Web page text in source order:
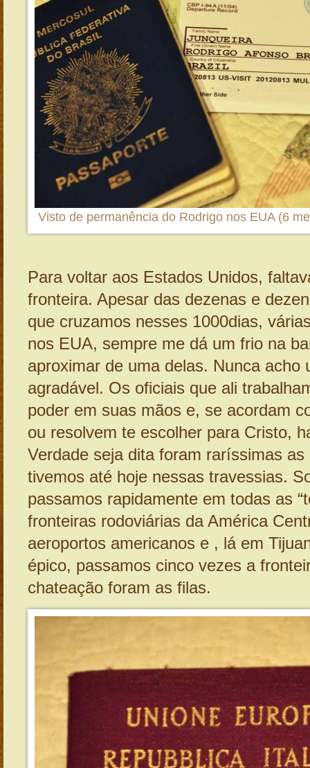
Visto de permanência do Rodrigo nos EUA (6
Para voltar aos Estados Unidos,
fronteira. Apesar das dezenas e
que cruzamos nesses 1000dias,
nos EUA, sempre me dá um frio na
aproximar de uma delas. Nunca acho
agradável. Os oficiais que ali
poder em suas mãos e, se acordam
ou resolvem te escolher para Cristo,
Verdade seja dita foram raríssimas as
tivemos até hoje nessas travessias.
passamos rapidamente em todas as
fronteiras rodoviárias da América
aeroportos americanos e , lá em
épico, passamos cinco vezes a
chateação foram as filas.